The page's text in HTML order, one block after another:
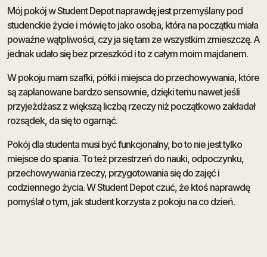
Mój pokój w Student Depot naprawdę jest przemyślany pod
studenckie życie i mówię to jako osoba, która na początku miała
poważne wątpliwości, czy ja się tam ze wszystkim zmieszczę. A
jednak udało się bez przeszkód i to z całym moim majdanem.
W pokoju mam szafki, półki i miejsca do przechowywania, które
są zaplanowane bardzo sensownie, dzięki temu nawet jeśli
przyjeżdżasz z większą liczbą rzeczy niż początkowo zakładał
rozsądek, da się to ogarnąć.
Pokój dla studenta musi być funkcjonalny, bo to nie jest tylko
miejsce do spania. To też przestrzeń do nauki, odpoczynku,
przechowywania rzeczy, przygotowania się do zajęć i
codziennego życia. W Student Depot czuć, że ktoś naprawdę
pomyślał o tym, jak student korzysta z pokoju na co dzień.